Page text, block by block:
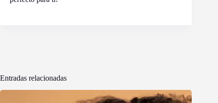
Entradas relacionadas